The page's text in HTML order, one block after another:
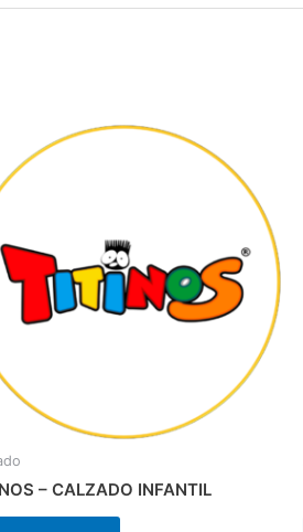
– CALZADO INFANTIL